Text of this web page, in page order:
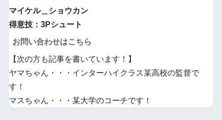
マイケル＿ショウカン
得意技：3Pシュート
お問い合わせはこちら
【次の方も記事を書いています！】
ヤマちゃん・・・インターハイクラス某高校の監督で
す！
マスちゃん・・・某大学のコーチです！